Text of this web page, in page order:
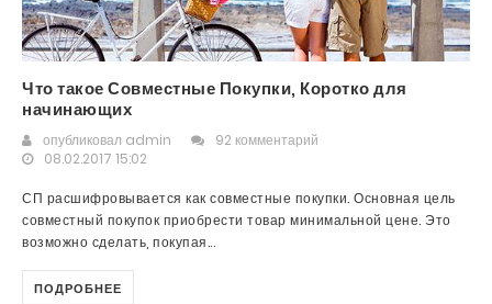
Что такое Совместные Покупки, Коротко для
начинающих
опубликовал admin
92 комментарий
08.02.2017 15:02
СП расшифровывается как совместные покупки. Основная цель
совместный покупок приобрести товар минимальной цене. Это
возможно сделать, покупая...
ПОДРОБНЕЕ